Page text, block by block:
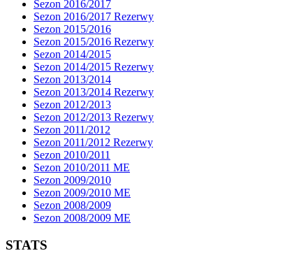
Sezon 2016/2017
Sezon 2016/2017 Rezerwy
Sezon 2015/2016
Sezon 2015/2016 Rezerwy
Sezon 2014/2015
Sezon 2014/2015 Rezerwy
Sezon 2013/2014
Sezon 2013/2014 Rezerwy
Sezon 2012/2013
Sezon 2012/2013 Rezerwy
Sezon 2011/2012
Sezon 2011/2012 Rezerwy
Sezon 2010/2011
Sezon 2010/2011 ME
Sezon 2009/2010
Sezon 2009/2010 ME
Sezon 2008/2009
Sezon 2008/2009 ME
STATS